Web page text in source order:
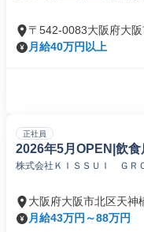
〒542-0083大阪府大
月給40万円以上
正社員
2026年5月OPEN|飲
株式会社ＫＩＳＳＵＩ ＧＲ
大阪府大阪市北区天神
月給43万円～88万円